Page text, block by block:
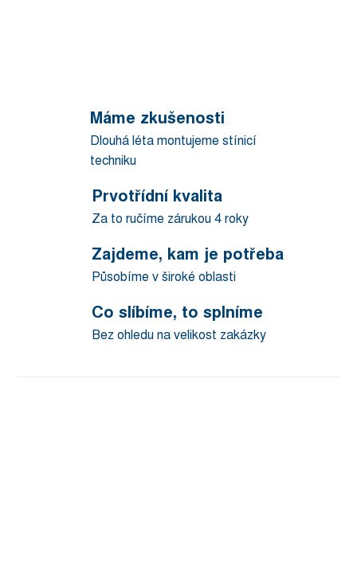
Máme zkušenosti
Dlouhá léta montujeme stínicí
techniku
Prvotřídní kvalita
Za to ručíme zárukou 4 roky
Zajdeme, kam je potřeba
Působíme v široké oblasti
Co slíbíme, to splníme
Bez ohledu na velikost zakázky